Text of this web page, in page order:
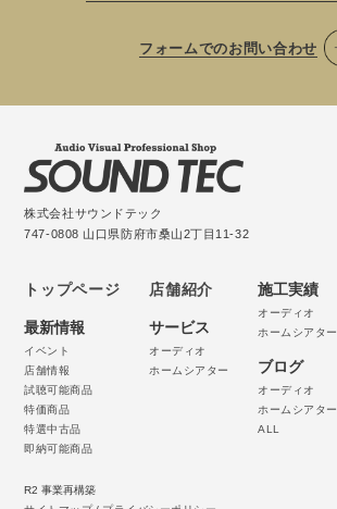
フォームでのお問い合わせ
株式会社サウンドテック
747-0808 山口県防府市桑山2丁目11-32
トップページ
最新情報
イベント
店舗情報
試聴可能商品
特価商品
特選中古品
即納可能商品
店舗紹介
サービス
オーディオ
ホームシアター
施工実績
オーディオ
ホームシアター
ブログ
オーディオ
ホームシアター
ALL
R2 事業再構築